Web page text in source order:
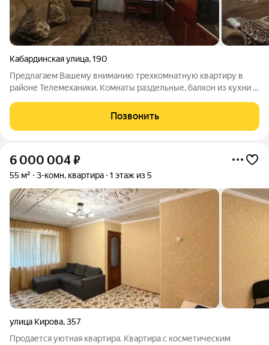
Кабардинская улица,190
Предлагаем Вашему вниманию трехкомнатную квартиру в
районе Телемеханики. Комнаты раздельные, балкон из кухни и
Есть также подвал и участок огражденный под балконом. Двор
тихий и
Позвонить
6 000 004₽
55 м² 3-комн. квартира 1 этаж из 5
улица Кирова,357
Продается уютная квартира. Квартира с косметическим